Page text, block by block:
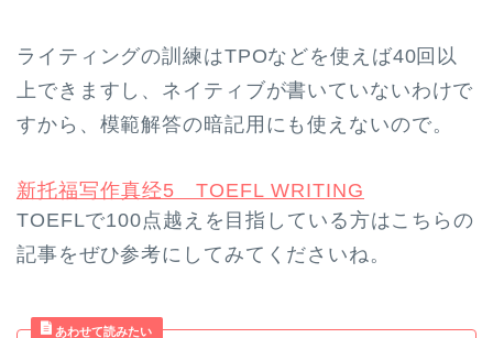
ライティングの訓練はTPOなどを使えば40回以
上できますし、ネイティブが書いていないわけで
すから、模範解答の暗記用にも使えないので。
新托福写作真经5 TOEFL WRITING
TOEFLで100点越えを目指している方はこちらの
記事をぜひ参考にしてみてくださいね。